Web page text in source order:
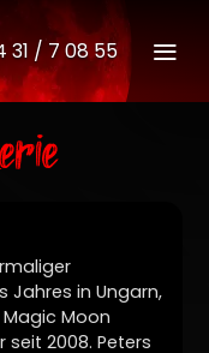
31 / 7 08 55 M
Jahres in Ungarn,
Moon
seit 2008. Peters